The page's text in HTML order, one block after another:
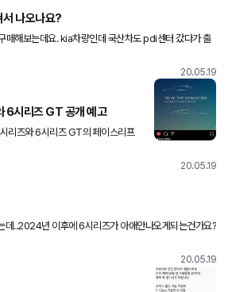
나오나요?
매해보는데요. kia차량인데 국산차도 pdi센터 갔다가 출
20.05.19
6시리즈 GT 공개 예고
리즈와 6시리즈 GT의 페이스리프
프리미어 생중계를 할 것이라고 SN
20.05.19
데..2024년 이후에 6시리즈가 아애안나오게되는건가요?
들으니 망설여지네요. 10년정도 탈 예정인데 혹여나 나
20.05.19